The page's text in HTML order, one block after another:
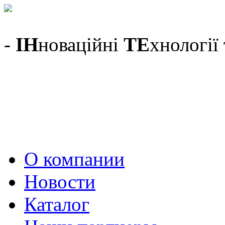
- ІНноваційні ТЕ
О компании
Новости
Каталог